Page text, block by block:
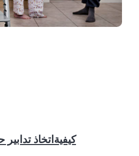
كيفيةاتخاذ تدابير